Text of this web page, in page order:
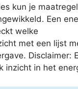
kun je
Een
welke
met een lijst
Disclaimer:
inzicht in het